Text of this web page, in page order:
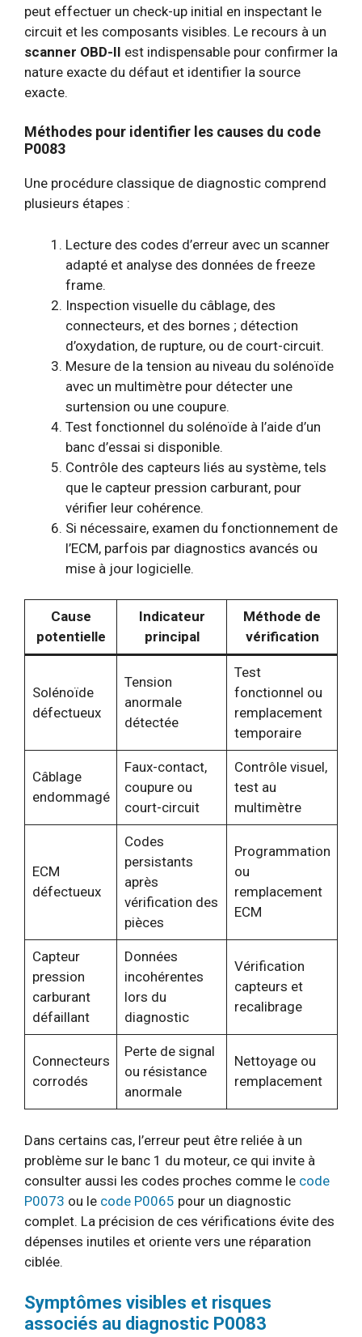
peut effectuer un check-up initial en inspectant le
circuit et les composants visibles. Le recours à un
scanner OBD-II est indispensable pour confirmer la
nature exacte du défaut et identifier la source
exacte.
Méthodes pour identifier les causes du code
P0083
Une procédure classique de diagnostic comprend
plusieurs étapes :
Lecture des codes d’erreur avec un scanner
adapté et analyse des données de freeze
frame.
Inspection visuelle du câblage, des
connecteurs, et des bornes ; détection
d’oxydation, de rupture, ou de court-circuit.
Mesure de la tension au niveau du solénoïde
avec un multimètre pour détecter une
surtension ou une coupure.
Test fonctionnel du solénoïde à l’aide d’un
banc d’essai si disponible.
Contrôle des capteurs liés au système, tels
que le capteur pression carburant, pour
vérifier leur cohérence.
Si nécessaire, examen du fonctionnement de
l’ECM, parfois par diagnostics avancés ou
mise à jour logicielle.
Cause
potentielle
Indicateur
principal
Méthode de
vérification
Solénoïde
défectueux
Tension
anormale
détectée
Test
fonctionnel ou
remplacement
temporaire
Câblage
endommagé
Faux-contact,
coupure ou
court-circuit
Contrôle visuel,
test au
multimètre
ECM
défectueux
Codes
persistants
après
vérification des
pièces
Programmation
ou
remplacement
ECM
Capteur
pression
carburant
défaillant
Données
incohérentes
lors du
diagnostic
Vérification
capteurs et
recalibrage
Connecteurs
corrodés
Perte de signal
ou résistance
anormale
Nettoyage ou
remplacement
Dans certains cas, l’erreur peut être reliée à un
problème sur le banc 1 du moteur, ce qui invite à
consulter aussi les codes proches comme le code
P0073 ou le code P0065 pour un diagnostic
complet. La précision de ces vérifications évite des
dépenses inutiles et oriente vers une réparation
ciblée.
Symptômes visibles et risques
associés au diagnostic P0083